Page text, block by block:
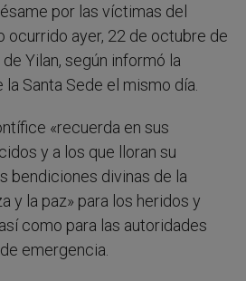
por las víctimas del
ocurrido ayer, 22 de octubre de
Yilan, según informó la
la Santa Sede el mismo día.
«recuerda en sus
y a los que lloran su
bendiciones divinas de la
y la paz» para los heridos y
como para las autoridades
emergencia.